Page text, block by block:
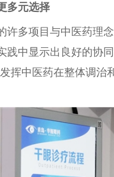
多元选择
许多项目与中医药理
践中显示出良好的协同
挥中医药在整体调治